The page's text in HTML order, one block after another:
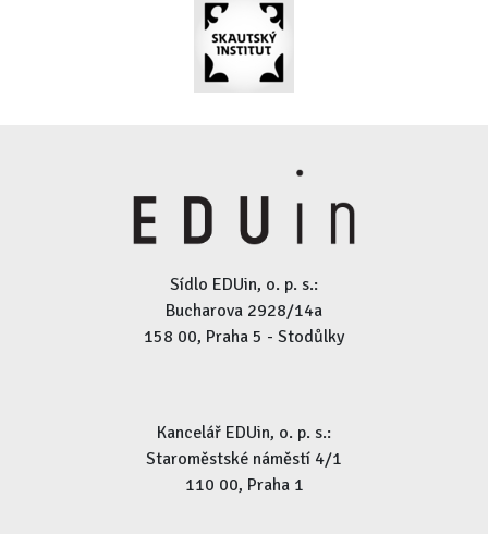
Sídlo EDUin, o. p. s.:
Bucharova 2928/14a
158 00, Praha 5 - Stodůlky
Kancelář EDUin, o. p. s.:
Staroměstské náměstí 4/1
110 00, Praha 1